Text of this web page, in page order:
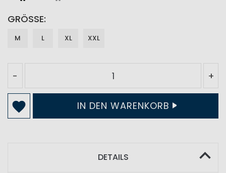
GRÖSSE
M L XL XXL
- +
IN DEN WARENKORB
DETAILS